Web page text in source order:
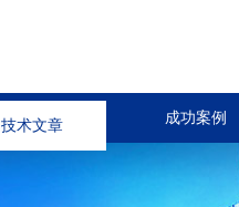
技术文章 成功案例